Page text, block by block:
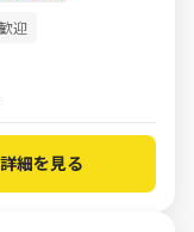
迎
詳細を見る